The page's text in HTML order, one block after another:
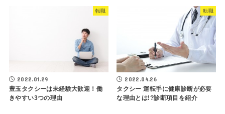
転職
2022.01.29
豊玉タクシーは未経験大歓迎！働
きやすい3つの理由
転職
2022.04.26
タクシー 運転手に健康診断が必要
な理由とは!?診断項目を紹介